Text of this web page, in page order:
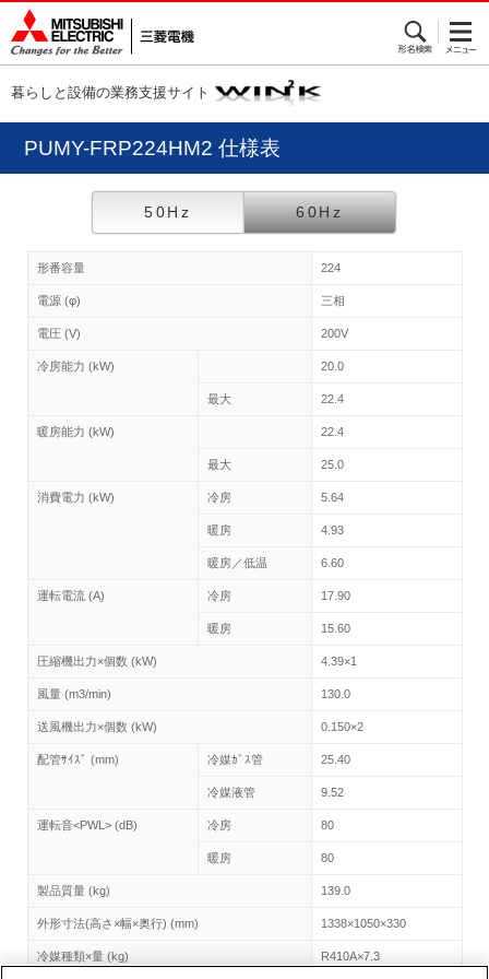
暮らしと設備の業務支援サイト
PUMY-FRP224HM2 仕様表
50Hz 60Hz
形番容量 224
電源 (φ) 三相
電圧 (V) 200V
冷房能力 (kW) 20.0
最大 22.4
暖房能力 (kW) 22.4
最大 25.0
消費電力 (kW) 冷房 5.64
暖房 4.93
暖房／低温 6.60
運転電流 (A) 冷房 17.90
暖房 15.60
圧縮機出力×個数 (kW) 4.39×1
風量 (m3/min) 130.0
送風機出力×個数 (kW) 0.150×2
配管ｻｲｽﾞ (mm) 冷媒ｶﾞｽ管 25.40
冷媒液管 9.52
運転音<PWL> (dB) 冷房 80
暖房 80
製品質量 (kg) 139.0
外形寸法(高さ×幅×奥行) (mm) 1338×1050×330
冷媒種類×量 (kg) R410A×7.3